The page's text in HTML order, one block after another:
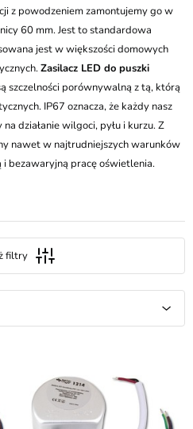
z powodzeniem zamontujemy go w
60 mm. Jest to standardowa
jest w większości domowych
Zasilacz LED do puszki
szczelności porównywalną z tą, którą
IP67 oznacza, że każdy nasz
działanie wilgoci, pyłu i kurzu. Z
nawet w najtrudniejszych warunków
bezawaryjną pracę oświetlenia.
filtry